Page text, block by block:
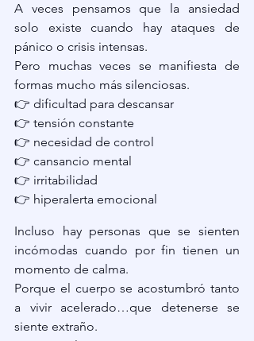
A veces pensamos que la ansiedad
solo existe cuando hay ataques de
pánico o crisis intensas.
Pero muchas veces se manifiesta de
formas mucho más silenciosas.
👉 dificultad para descansar
👉 tensión constante
👉 necesidad de control
👉 cansancio mental
👉 irritabilidad
👉 hiperalerta emocional
Incluso hay personas que se sienten
incómodas cuando por fin tienen un
momento de calma.
Porque el cuerpo se acostumbró tanto
a vivir acelerado…que detenerse se
siente extraño.